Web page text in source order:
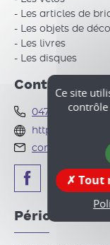
- Les articles de
- Les objets de
- Les livres
- Les disques
Contact
0476386603 /
http://
Périodes
Ce site
Tout